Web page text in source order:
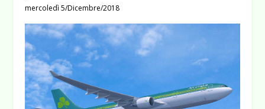
mercoledì 5/Dicembre/2018